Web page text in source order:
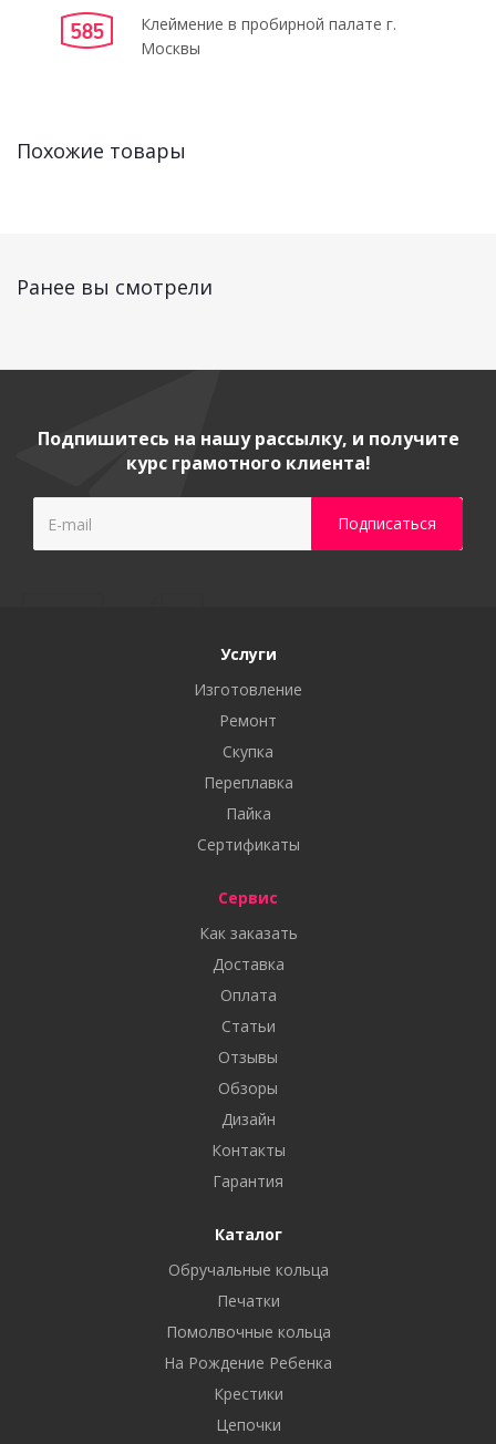
Клеймение в пробирной палате г.
Москвы
Похожие товары
Ранее вы смотрели
Подпишитесь на нашу рассылку, и получите
курс грамотного клиента!
Услуги
Изготовление
Ремонт
Скупка
Переплавка
Пайка
Сертификаты
Сервис
Как заказать
Доставка
Оплата
Статьи
Отзывы
Обзоры
Дизайн
Контакты
Гарантия
Каталог
Обручальные кольца
Печатки
Помолвочные кольца
На Рождение Ребенка
Крестики
Цепочки